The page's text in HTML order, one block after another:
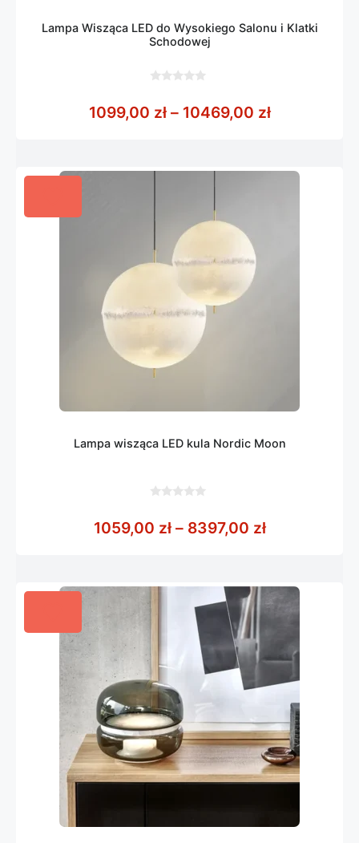
Lampa Wisząca LED do Wysokiego Salonu i Klatki
Schodowej
5
1099,00 zł – 10469,00 złZakres
Lampa wisząca LED kula Nordic Moon
5
1059,00 zł – 8397,00 złZakres cen: